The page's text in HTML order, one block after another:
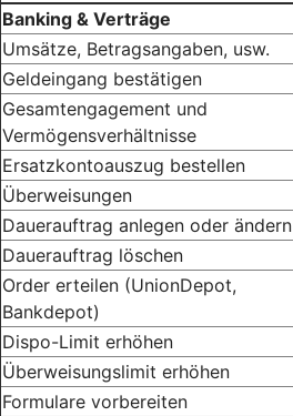
Banking & Verträge
Umsätze, Betragsangaben, usw.
Geldeingang bestätigen
Gesamtengagement und
Vermögensverhältnisse
Ersatzkontoauszug bestellen
Überweisungen
Dauerauftrag anlegen oder ändern
Dauerauftrag löschen
Order erteilen (UnionDepot,
Bankdepot)
Dispo-Limit erhöhen
Überweisungslimit erhöhen
Formulare vorbereiten